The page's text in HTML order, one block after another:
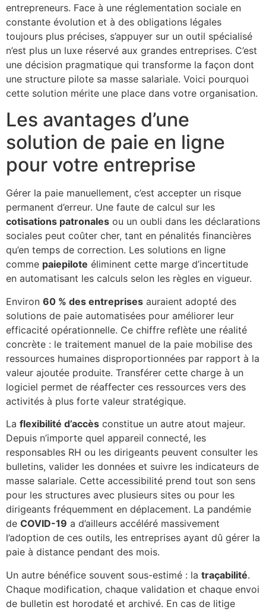
entrepreneurs. Face à une réglementation sociale en
constante évolution et à des obligations légales
toujours plus précises, s’appuyer sur un outil spécialisé
n’est plus un luxe réservé aux grandes entreprises. C’est
une décision pragmatique qui transforme la façon dont
une structure pilote sa masse salariale. Voici pourquoi
cette solution mérite une place dans votre organisation.
Les avantages d’une
solution de paie en ligne
pour votre entreprise
Gérer la paie manuellement, c’est accepter un risque
permanent d’erreur. Une faute de calcul sur les
cotisations patronales ou un oubli dans les déclarations
sociales peut coûter cher, tant en pénalités financières
qu’en temps de correction. Les solutions en ligne
comme paiepilote éliminent cette marge d’incertitude
en automatisant les calculs selon les règles en vigueur.
Environ 60 % des entreprises auraient adopté des
solutions de paie automatisées pour améliorer leur
efficacité opérationnelle. Ce chiffre reflète une réalité
concrète : le traitement manuel de la paie mobilise des
ressources humaines disproportionnées par rapport à la
valeur ajoutée produite. Transférer cette charge à un
logiciel permet de réaffecter ces ressources vers des
activités à plus forte valeur stratégique.
La flexibilité d’accès constitue un autre atout majeur.
Depuis n’importe quel appareil connecté, les
responsables RH ou les dirigeants peuvent consulter les
bulletins, valider les données et suivre les indicateurs de
masse salariale. Cette accessibilité prend tout son sens
pour les structures avec plusieurs sites ou pour les
dirigeants fréquemment en déplacement. La pandémie
de COVID-19 a d’ailleurs accéléré massivement
l’adoption de ces outils, les entreprises ayant dû gérer la
paie à distance pendant des mois.
Un autre bénéfice souvent sous-estimé : la traçabilité.
Chaque modification, chaque validation et chaque envoi
de bulletin est horodaté et archivé. En cas de litige